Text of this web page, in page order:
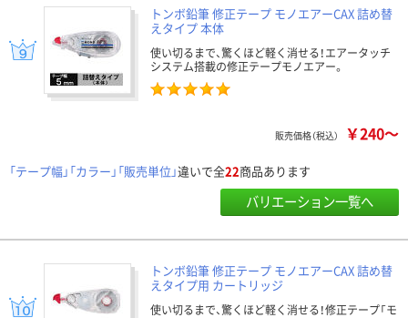
トンボ鉛筆 修正テープ モノエアーCAX 詰め替
えタイプ 本体
使い切るまで、驚くほど軽く消せる！エアータッチ
システム搭載の修正テープモノエアー。
販売価格（税込） ￥240～
「テープ幅」「カラー」「販売単位」違いで全22商品あります
バリエーション一覧へ
トンボ鉛筆 修正テープ モノエアーCAX 詰め替
えタイプ用 カートリッジ
使い切るまで、驚くほど軽く消せる！修正テープ「モ